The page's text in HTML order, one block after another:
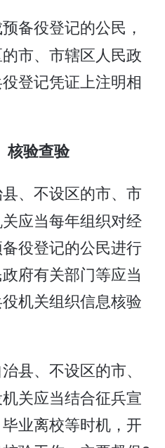
备役登记的公民，
市、市辖区人民政
登记凭证上注明相
验查验
、不设区的市、市
应当每年组织对经
役登记的公民进行
府有关部门等应当
机关组织信息核验
县、不设区的市、
关应当结合征兵宣
业离校等时机，开